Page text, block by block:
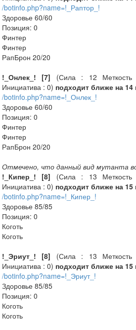
/botinfo.php?name=!_Раптор_!
Здоровье 60/60
Позиция: 0
Финтер
Финтер
РапБрон 20/20
!_Онлек_! [7] (Сила : 12
Инициатива : 0) подходит ближе на 14
/botinfo.php?name=!_Онлек_!
Здоровье 60/60
Позиция: 0
Финтер
Финтер
РапБрон 20/20
Отмечено, что данный вид мутанта
!_Кипер_! [8] (Сила : 13
Инициатива : 0) подходит ближе на 15
/botinfo.php?name=!_Кипер_!
Здоровье 85/85
Позиция: 0
Коготь
Коготь
!_Эриут_! [8] (Сила : 13
Инициатива : 0) подходит ближе на 15
/botinfo.php?name=!_Эриут_!
Здоровье 85/85
Позиция: 0
Коготь
Коготь